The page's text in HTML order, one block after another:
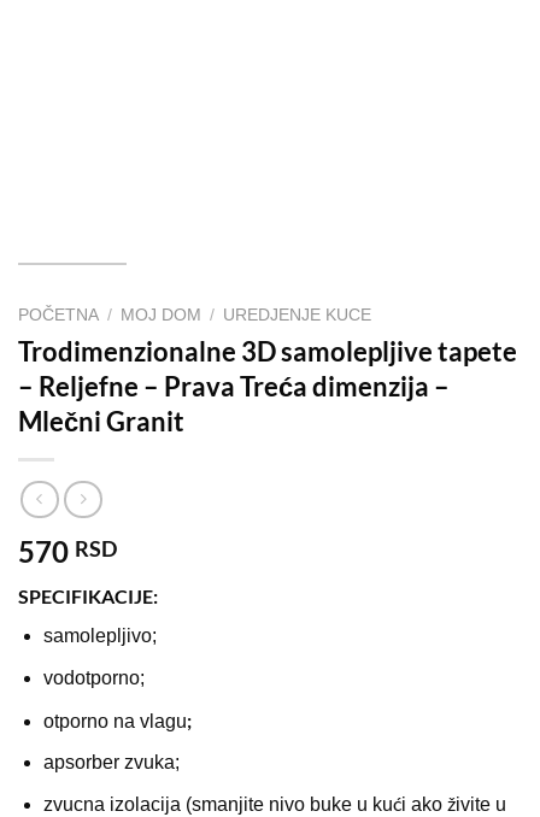
POČETNA / MOJ DOM / UREDJENJE KUCE
Trodimenzionalne 3D samolepljive tapete
– Reljefne – Prava Treća dimenzija –
Mlečni Granit
570 RSD
SPECIFIKACIJE:
samolepljivo;
vodotporno;
otporno na vlagu;
apsorber zvuka;
zvucna izolacija (smanjite nivo buke u kući ako živite u